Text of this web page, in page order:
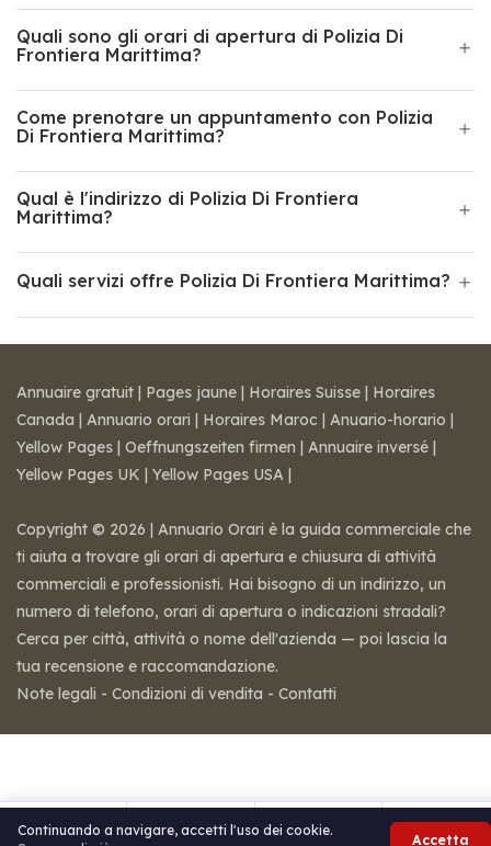
Quali sono gli orari di apertura di Polizia Di
Frontiera Marittima?
Come prenotare un appuntamento con Polizia
Di Frontiera Marittima?
Qual è l'indirizzo di Polizia Di Frontiera
Marittima?
Quali servizi offre Polizia Di Frontiera Marittima?
Continuando a navigare, accetti l'uso dei cookie.
Accetta
Annuaire gratuit | Pages jaune | Horaires Suisse | Horaires
Canada | Annuario orari | Horaires Maroc | Anuario-horario |
Yellow Pages | Oeffnungszeiten firmen | Annuaire inversé |
Yellow Pages UK | Yellow Pages USA |
Copyright © 2026 | Annuario Orari è la guida commerciale che
ti aiuta a trovare gli orari di apertura e chiusura di attività
commerciali e professionisti. Hai bisogno di un indirizzo, un
numero di telefono, orari di apertura o indicazioni stradali?
Cerca per città, attività o nome dell'azienda — poi lascia la
tua recensione e raccomandazione.
Note legali - Condizioni di vendita - Contatti